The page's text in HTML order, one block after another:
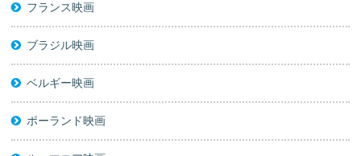
フランス映画
ブラジル映画
ベルギー映画
ポーランド映画